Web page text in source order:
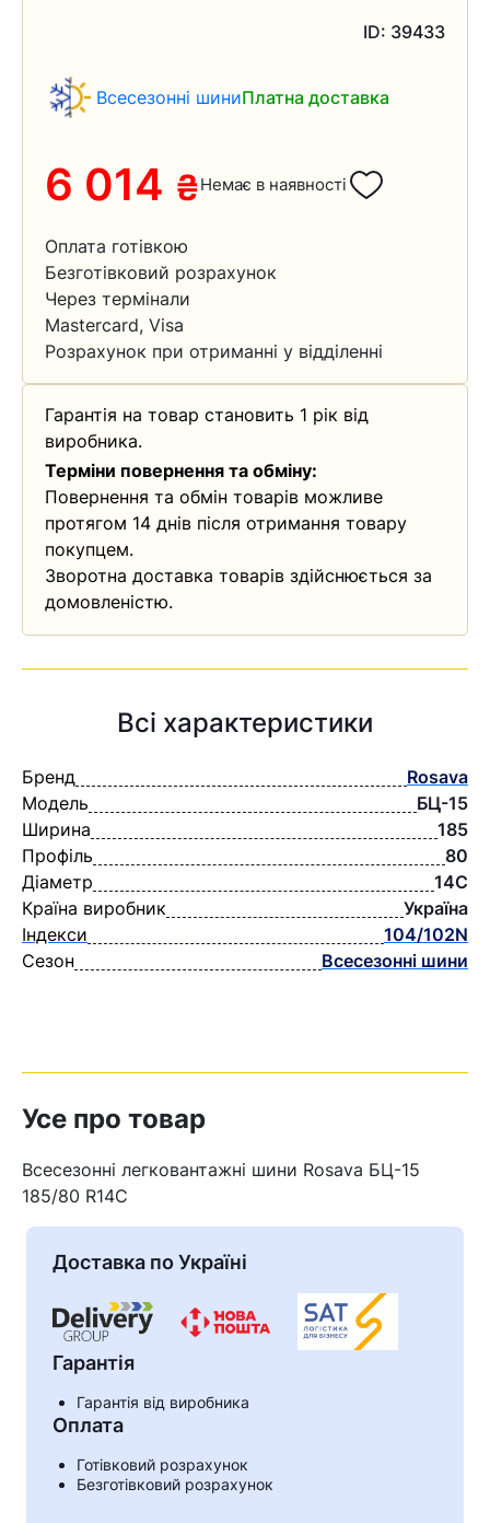
Кошик
У кошику немає товарів.
ID: 39433
Всесезонні шиниПлатна доставка
6 014 ₴Немає в наявності
Оплата готівкою
Безготівковий розрахунок
Через термінали
Mastercard, Visa
Розрахунок при отриманні у відділенні
Гарантія на товар становить 1 рік від
виробника.
Терміни повернення та обміну:
Повернення та обмін товарів можливе
протягом 14 днів після отримання товару
покупцем.
Зворотна доставка товарів здійснюється за
домовленістю.
Всі характеристики
Бренд
Rosava
Модель
БЦ-15
Ширина
185
Профіль
80
Діаметр
14C
Країна виробник
Україна
Індекси
104/102N
Сезон
Всесезонні шини
Усе про товар
Всесезонні легковантажні шини Rosava БЦ-15
185/80 R14C
Доставка по Україні
Гарантія
Гарантія від виробника
Оплата
Готівковий розрахунок
Безготівковий розрахунок